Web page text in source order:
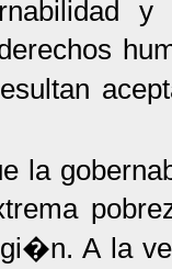
y
la
A la